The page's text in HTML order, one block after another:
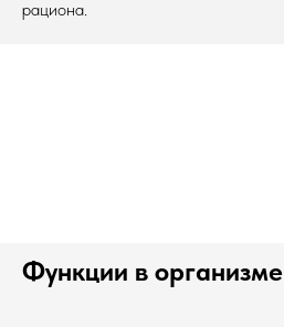
рациона.
Функции в организме